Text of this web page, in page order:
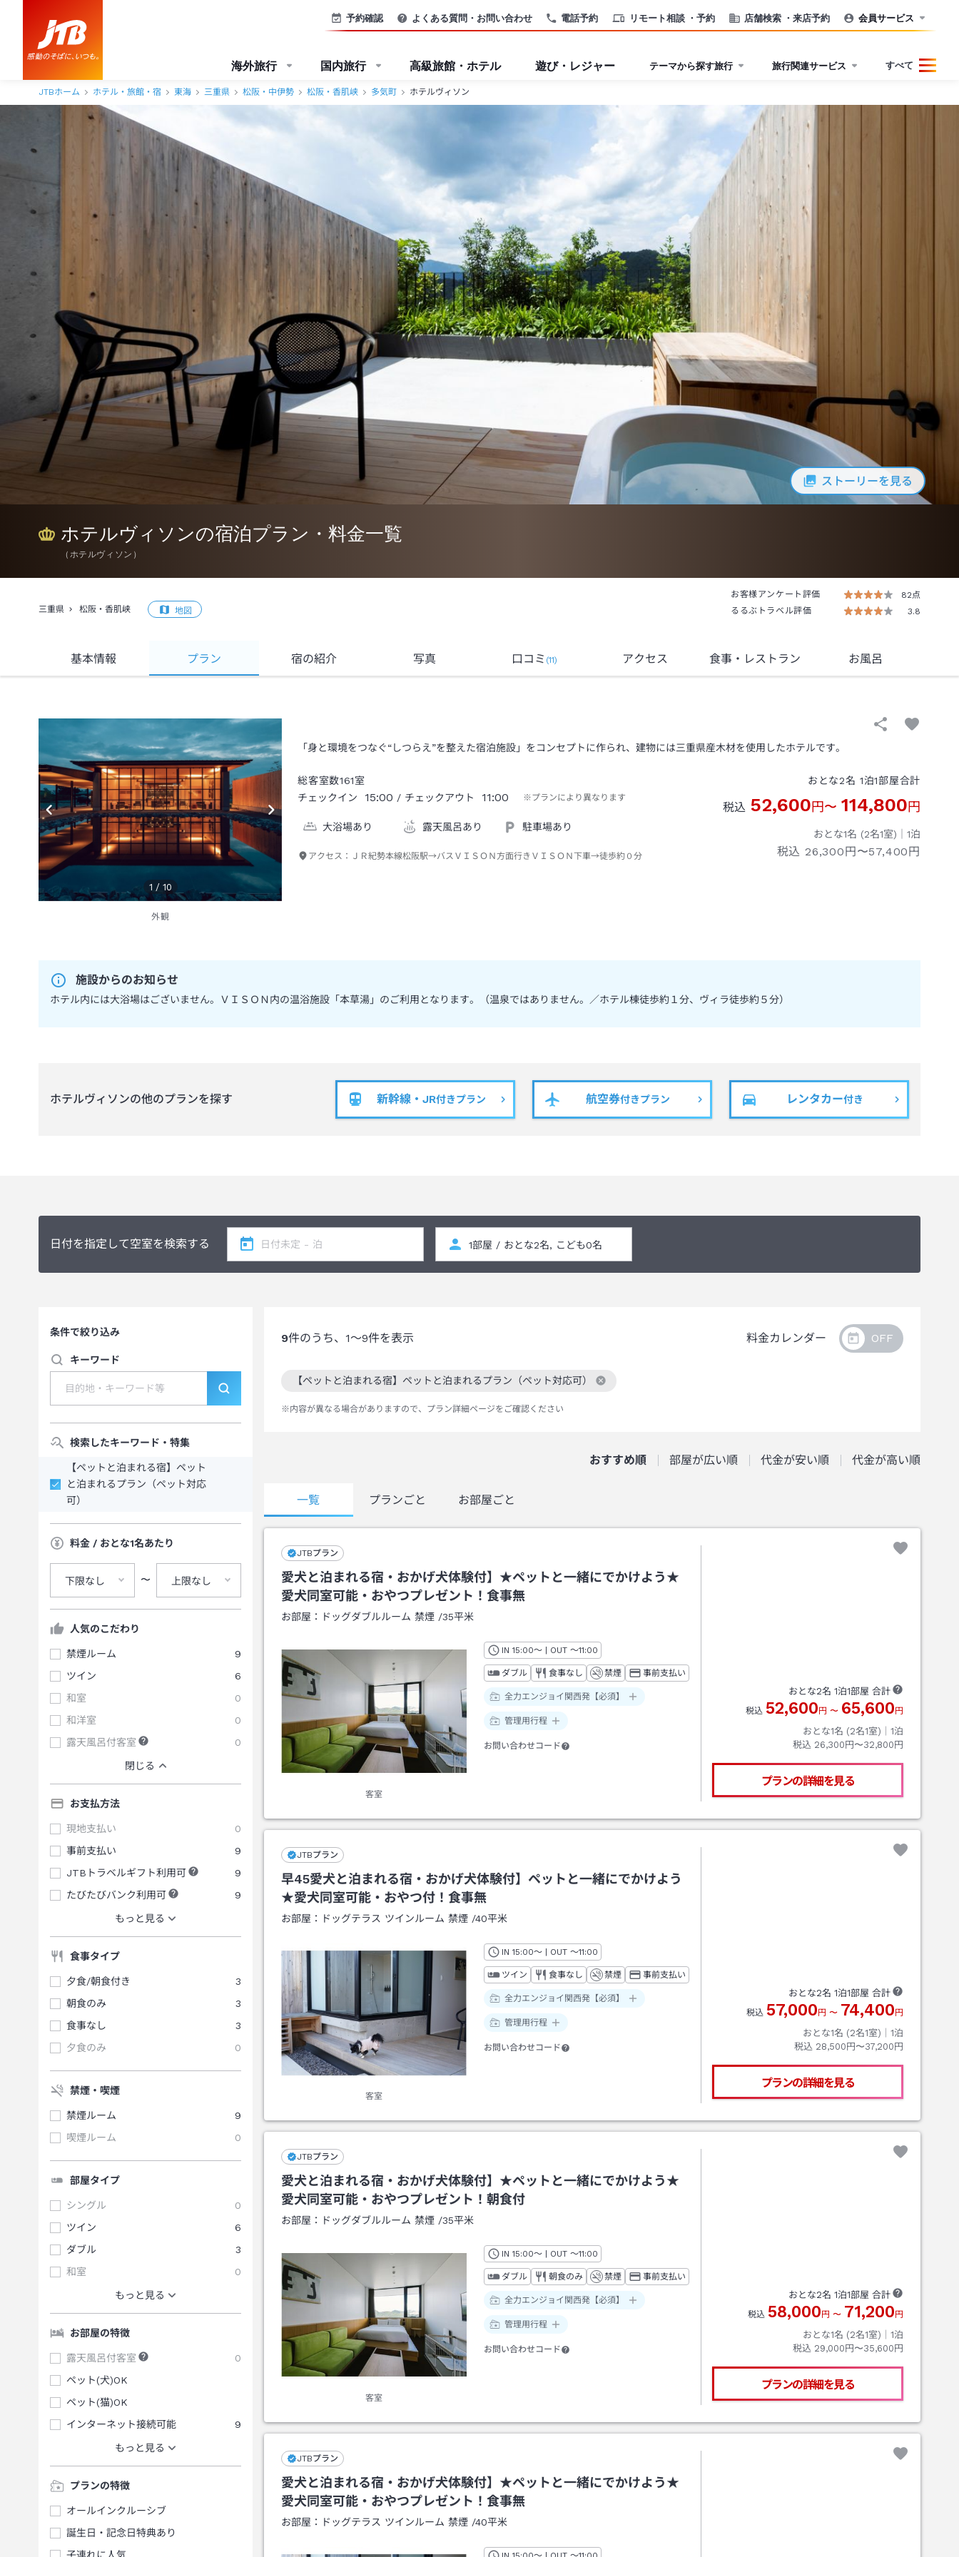
電話予約 リモート相談 ・予約 店舗検索 ・来店予約
予約確認 よくある質問・お問い合わせ 会員サービス
海外旅行 国内旅行 高級旅館・ホテル 遊び・レジャー テーマから探す旅行 旅行関連サービス すべて
JTBホーム ホテル・旅館・宿 東海 三重県 松阪・中伊勢 松阪・香肌峡 多気町 ホテルヴィソン
ストーリーを見る
ホテルヴィソンの宿泊プラン・料金一覧
（ ホテルヴィソン ）
三重県 松阪・香肌峡 地図
お客様アンケート評価
82点
るるぶトラベル評価
3.8
基本情報 プラン 宿の紹介 写真 口コミ (11) アクセス 食事 ・レストラン お風呂
1 / 10
外観
「身と環境をつなぐ“しつらえ”を整えた宿泊施設」をコンセプトに作られ、建物には三重県産木材を使用したホテルです。
総客室数161室
チェックイン
15:00 / チェックアウト 11:00 ※プランにより異なります
大浴場あり 露天風呂あり 駐車場あり
アクセス： ＪＲ紀勢本線松阪駅→バスＶＩＳＯＮ方面行きＶＩＳＯＮ下車→徒歩約０分
おとな2名 1泊1部屋合計
税込 52,600円〜 114,800円
おとな1名 (2名1室)｜ 1泊
税込 26,300円〜57,400円
施設からのお知らせ
ホテル内には大浴場はございません。ＶＩＳＯＮ内の温浴施設「本草湯」のご利用となります。（温泉ではありません。／ホテル棟徒歩約１分、ヴィラ徒歩約５分）
ホテルヴィソンの他のプランを探す 新幹線・JR付きプラン 航空券付きプラン レンタカー付き
日付を指定して空室を検索する
条件で絞り込み
キーワード
検索したキーワード・特集
【ペットと泊まれる宿】ペット
と泊まれるプラン（ペット対応
可）
料金 / おとな1名あたり
下限なし 〜 上限なし
人気のこだわり
禁煙ルーム
9
ツイン
6
和室
0
和洋室
0
露天風呂付客室
0
閉じる
お支払方法
現地支払い
0
事前支払い
9
JTBトラベルギフト利用可
9
たびたびバンク利用可
9
もっと見る
食事タイプ
夕食/朝食付き
3
朝食のみ
3
食事なし
3
夕食のみ
0
禁煙・喫煙
禁煙ルーム
9
喫煙ルーム
0
部屋タイプ
シングル
0
ツイン
6
ダブル
3
和室
0
もっと見る
お部屋の特徴
露天風呂付客室
0
ペット(犬)OK
ペット(猫)OK
インターネット接続可能
9
もっと見る
プランの特徴
オールインクルーシブ
誕生日・記念日特典あり
9件のうち、 1～9件を表示 料金カレンダー
【ペットと泊まれる宿】ペットと泊まれるプラン（ペット対応可）
この絞り込み条件を解除
※内容が異なる場合がありますので、プラン詳細ページをご確認ください
おすすめ順 部屋が広い順 代金が安い順 代金が高い順
一覧 プランごと お部屋ごと
JTBプラン
愛犬と泊まれる宿・おかげ犬体験付】★ペットと一緒にでかけよう★
愛犬同室可能・おやつプレゼント！食事無
お部屋： ドッグダブルルーム 禁煙/35平米
客室
IN チェックイン
15:00～ | OUT チェックアウト
～11:00
ダブル 食事なし 禁煙 事前支払い
全力エンジョイ関西発【必須】
管理用行程
お問い合わせコード
おとな2名 1泊1部屋 合計
税込 52,600円 〜 65,600円
おとな1名 (2名1室)｜ 1泊
税込 26,300円〜32,800円
プランの詳細を見る
JTBプラン
早45愛犬と泊まれる宿・おかげ犬体験付】ペットと一緒にでかけよう
★愛犬同室可能・おやつ付！食事無
お部屋： ドッグテラス ツインルーム 禁煙/40平米
客室
IN チェックイン
15:00～ | OUT チェックアウト
～11:00
ツイン 食事なし 禁煙 事前支払い
全力エンジョイ関西発【必須】
管理用行程
お問い合わせコード
おとな2名 1泊1部屋 合計
税込 57,000円 〜 74,400円
おとな1名 (2名1室)｜ 1泊
税込 28,500円〜37,200円
プランの詳細を見る
JTBプラン
愛犬と泊まれる宿・おかげ犬体験付】★ペットと一緒にでかけよう★
愛犬同室可能・おやつプレゼント！朝食付
お部屋： ドッグダブルルーム 禁煙/35平米
客室
IN チェックイン
15:00～ | OUT チェックアウト
～11:00
ダブル 朝食のみ 禁煙 事前支払い
全力エンジョイ関西発【必須】
管理用行程
お問い合わせコード
おとな2名 1泊1部屋 合計
税込 58,000円 〜 71,200円
おとな1名 (2名1室)｜ 1泊
税込 29,000円〜35,600円
プランの詳細を見る
JTBプラン
愛犬と泊まれる宿・おかげ犬体験付】★ペットと一緒にでかけよう★
愛犬同室可能・おやつプレゼント！食事無
お部屋： ドッグテラス ツインルーム 禁煙/40平米